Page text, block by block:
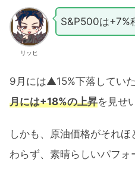
リッヒ
S&P500は+7%
9月には▲15%下落していた
月には+18%の上昇を見せ
しかも、原油価格がそれ
わらず、素晴らしいパフォ